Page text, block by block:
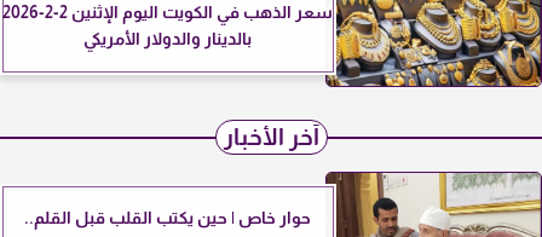
سعر الذهب في الكويت اليوم الإثنين 2-2-2026
بالدينار والدولار الأمريكي
آخر الأخبار
حوار خاص | حين يكتب القلب قبل القلم..